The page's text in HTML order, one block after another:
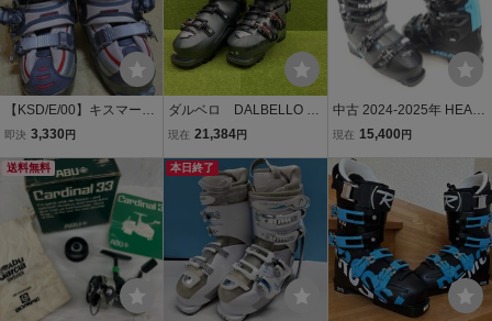
【KSD/E/00】キスマー
ク・スキーハードブーツ
293(実測） ｍｍ■インナ
ー２４．５ｃｍ表記黒い
部分表面こすれあり
即決 3,330 円
ダルベロ DALBELLO ス
キーブーツ 25.5cm ソー
年モデル 箱 付属品付
現在 21,384円
中古 2024-2025年 HEAD
EDGE LYT 80 HV 25-25.5
ブーツ スキー 41742-1
現在 15,400 円
送料無料 本日終了